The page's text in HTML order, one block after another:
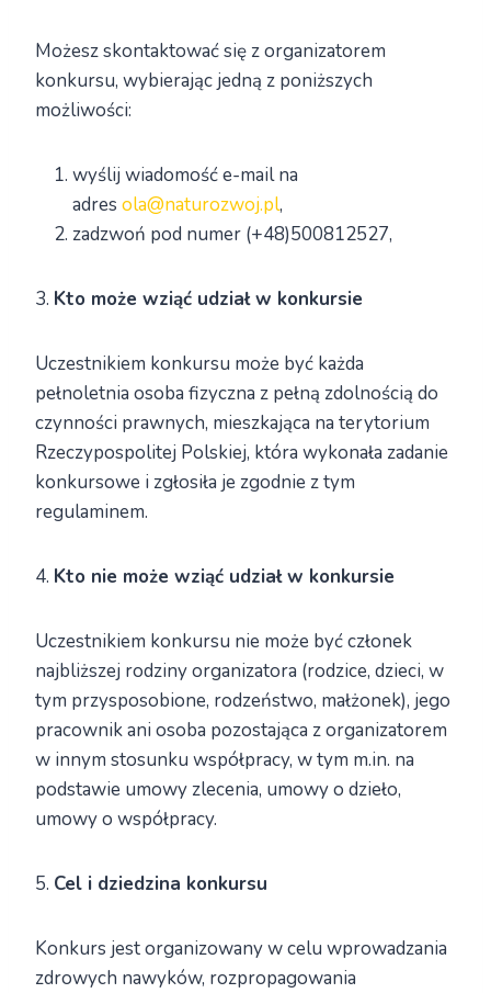
Możesz skontaktować się z organizatorem
konkursu, wybierając jedną z poniższych
możliwości:
wyślij wiadomość e-mail na
adres ola@naturozwoj.pl,
zadzwoń pod numer (+48)500812527,
3. Kto może wziąć udział w konkursie
Uczestnikiem konkursu może być każda
pełnoletnia osoba fizyczna z pełną zdolnością do
czynności prawnych, mieszkająca na terytorium
Rzeczypospolitej Polskiej, która wykonała zadanie
konkursowe i zgłosiła je zgodnie z tym
regulaminem.
4. Kto nie może wziąć udział w konkursie
Uczestnikiem konkursu nie może być członek
najbliższej rodziny organizatora (rodzice, dzieci, w
tym przysposobione, rodzeństwo, małżonek), jego
pracownik ani osoba pozostająca z organizatorem
w innym stosunku współpracy, w tym m.in. na
podstawie umowy zlecenia, umowy o dzieło,
umowy o współpracy.
5. Cel i dziedzina konkursu
Konkurs jest organizowany w celu wprowadzania
zdrowych nawyków, rozpropagowania